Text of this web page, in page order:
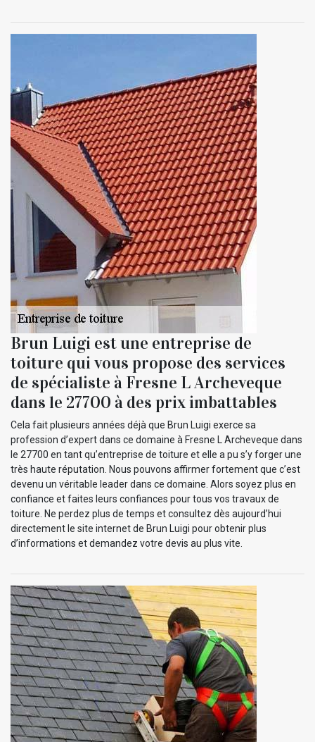
Brun Luigi est une entreprise de
toiture qui vous propose des services
de spécialiste à Fresne L Archeveque
dans le 27700 à des prix imbattables
Cela fait plusieurs années déjà que Brun Luigi exerce sa
profession d’expert dans ce domaine à Fresne L Archeveque dans
le 27700 en tant qu’entreprise de toiture et elle a pu s’y forger une
très haute réputation. Nous pouvons affirmer fortement que c’est
devenu un véritable leader dans ce domaine. Alors soyez plus en
confiance et faites leurs confiances pour tous vos travaux de
toiture. Ne perdez plus de temps et consultez dès aujourd’hui
directement le site internet de Brun Luigi pour obtenir plus
d’informations et demandez votre devis au plus vite.